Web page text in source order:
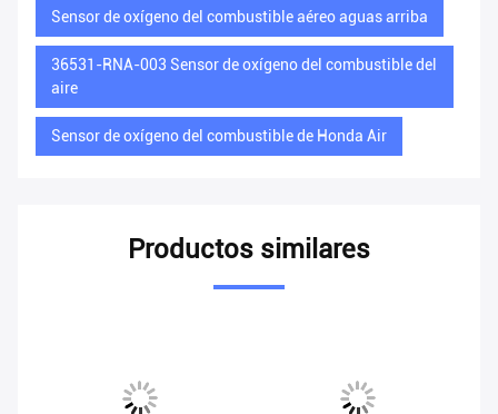
Sensor de oxígeno del combustible aéreo aguas arriba
36531-RNA-003 Sensor de oxígeno del combustible del
aire
Sensor de oxígeno del combustible de Honda Air
Productos similares